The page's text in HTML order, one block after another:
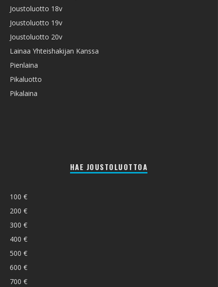
Joustoluotto 18v
Joustoluotto 19v
Joustoluotto 20v
Lainaa Yhteishakijan Kanssa
Pienlaina
Pikaluotto
Pikalaina
HAE JOUSTOLUOTTOA
100 €
200 €
300 €
400 €
500 €
600 €
700 €